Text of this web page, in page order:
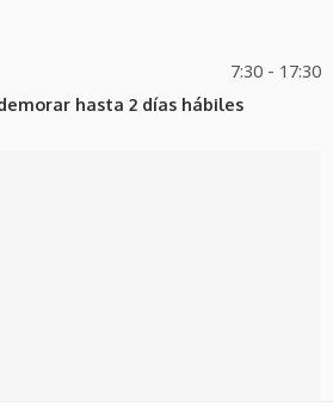
7:30 - 17:30
hasta 2 días hábiles